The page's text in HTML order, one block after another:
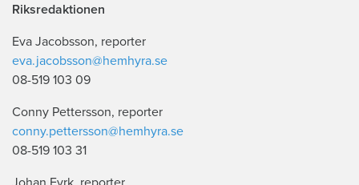
Riksredaktionen
Eva Jacobsson, reporter
eva.jacobsson@hemhyra.se
08-519 103 09
Conny Pettersson, reporter
conny.pettersson@hemhyra.se
08-519 103 31